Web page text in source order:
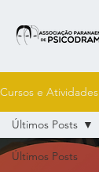
Cursos e Atividades
Últimos Posts
Últimos Posts